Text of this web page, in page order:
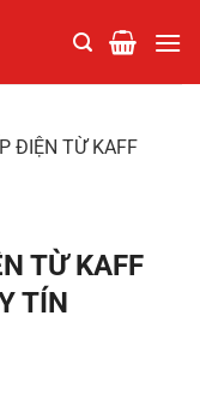
ĐIỆN TỪ KAFF
TỪ KAFF
TÍN